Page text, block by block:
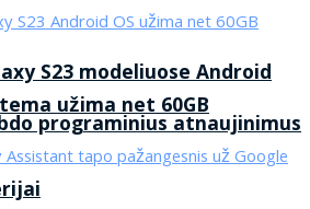
programinius atnaujinimus
S23 modeliuose Android
užima net 60GB